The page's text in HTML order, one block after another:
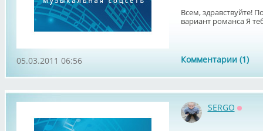
Всем, здравствуйте!
вариант романса Я
Комментарии (1)
05.03.2011 06:56
SERGO